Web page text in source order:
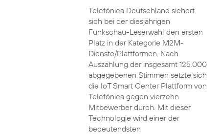
Telefónica Deutschland sichert
sich bei der diesjährigen
Funkschau-Leserwahl den ersten
Platz in der Kategorie M2M-
Dienste/Plattformen. Nach
Auszählung der insgesamt 125.000
abgegebenen Stimmen setzte sich
die IoT Smart Center Plattform von
Telefónica gegen vierzehn
Mitbewerber durch. Mit dieser
Technologie wird einer der
bedeutendsten